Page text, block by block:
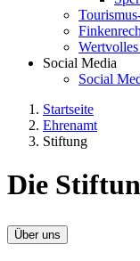
Finkenrech
Social Media
Social
Startseite
Ehrenamt
Stiftung
Die
Über uns